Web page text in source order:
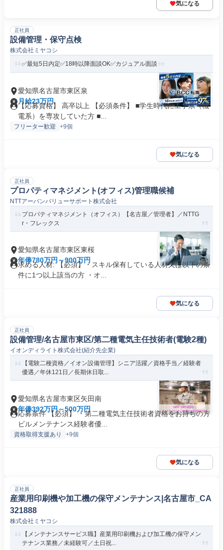
気になる
正社員
設備管理・保守点検
株式会社ミヤコシ
✅最短5日内定✅18時以降面談OK✅カジュアル面談
愛知県名古屋市東区泉
月給23万円
【応募資格】 高卒以上 【必須条件】 ■学生時代に工学系（機
電系）を専攻していた方 ■...
フリーター歓迎 +9個
気になる
正社員
プロパティマネジメント(オフィス)管理職候補
NTTアーバンバリューサポート株式会社
プロパティマネジメント（オフィス）【名古屋／管理者】／NTTG
r・フレックス
愛知県名古屋市東区東桜
年俸780万円～900万円
求める人材: 【必須】・スキル保有している人材又は以下の条
件に1つ以上該当の方 ・オ...
気になる
正社員
設備管理/名古屋市東区/第二種電気主任技術者(電験2種)
イオンディライト株式会社(紹介先企業)
【電験二種資格／イオン設備管理】シニア活躍／資格手当／経験者
優遇／年休121日／長期休日取...
愛知県名古屋市東区矢田南
年俸392万円～500万円
応募条件 【必須】 ・第二種電気主任技術者資格をお持ちの方
ビルメンテナンス経験者優...
資格取得支援あり +9個
気になる
正社員
産業用印刷機や加工機の保守メンテナンス|名古屋市_CA
321888
株式会社ミヤコシ
【メンテナンスサービス職】産業用印刷機および加工機の保守メン
テナンス業務／未経験可／⼟⽇祝...